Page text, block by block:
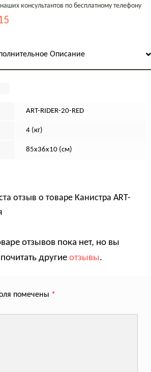
консультантов по бесплатному телефону
Описание
ART-RIDER-20-RED
4 (кг)
85х36х10 (см)
отзыв о товаре Канистра ART-
отзывов пока нет, но вы
другие отзывы.
помечены *